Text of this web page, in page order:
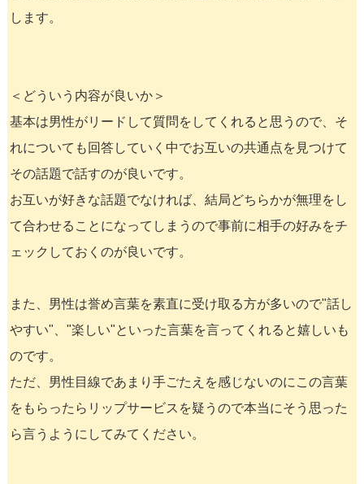
します。
＜どういう内容が良いか＞
基本は男性がリードして質問をしてくれると思うので、そ
れについても回答していく中でお互いの共通点を見つけて
その話題で話すのが良いです。
お互いが好きな話題でなければ、結局どちらかが無理をし
て合わせることになってしまうので事前に相手の好みをチ
ェックしておくのが良いです。
また、男性は誉め言葉を素直に受け取る方が多いので"話し
やすい"、"楽しい"といった言葉を言ってくれると嬉しいも
のです。
ただ、男性目線であまり手ごたえを感じないのにこの言葉
をもらったらリップサービスを疑うので本当にそう思った
ら言うようにしてみてください。